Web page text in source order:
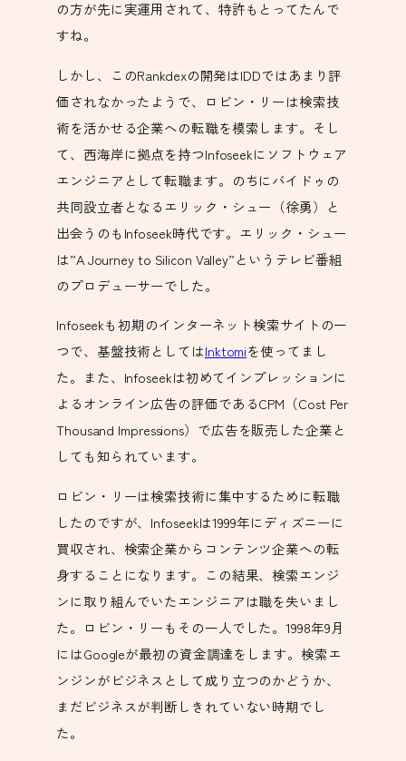
の方が先に実運用されて、特許もとってたんで
すね。
しかし、このRankdexの開発はIDDではあまり評
価されなかったようで、ロビン・リーは検索技
術を活かせる企業への転職を模索します。そし
て、西海岸に拠点を持つInfoseekにソフトウェア
エンジニアとして転職ます。のちにバイドゥの
共同設立者となるエリック・シュー（徐勇）と
出会うのもInfoseek時代です。エリック・シュー
は”A Journey to Silicon Valley”というテレビ番組
のプロデューサーでした。
Infoseekも初期のインターネット検索サイトの一
つで、基盤技術としてはInktomiを使ってまし
た。また、Infoseekは初めてインプレッションに
よるオンライン広告の評価であるCPM（Cost Per
Thousand Impressions）で広告を販売した企業と
しても知られています。
ロビン・リーは検索技術に集中するために転職
したのですが、Infoseekは1999年にディズニーに
買収され、検索企業からコンテンツ企業への転
身することになります。この結果、検索エンジ
ンに取り組んでいたエンジニアは職を失いまし
た。ロビン・リーもその一人でした。1998年9月
にはGoogleが最初の資金調達をします。検索エ
ンジンがビジネスとして成り立つのかどうか、
まだビジネスが判断しきれていない時期でし
た。